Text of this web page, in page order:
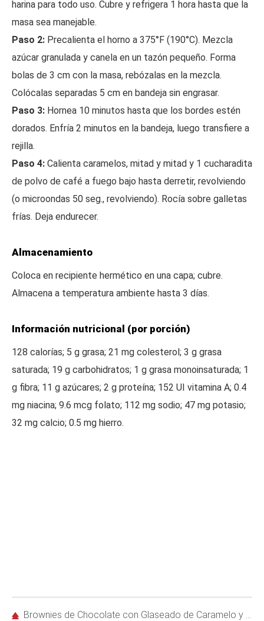
harina para todo uso. Cubre y refrigera 1 hora hasta que la
masa sea manejable.
Paso 2: Precalienta el horno a 375°F (190°C). Mezcla
azúcar granulada y canela en un tazón pequeño. Forma
bolas de 3 cm con la masa, rebózalas en la mezcla.
Colócalas separadas 5 cm en bandeja sin engrasar.
Paso 3: Hornea 10 minutos hasta que los bordes estén
dorados. Enfría 2 minutos en la bandeja, luego transfiere a
rejilla.
Paso 4: Calienta caramelos, mitad y mitad y 1 cucharadita
de polvo de café a fuego bajo hasta derretir, revolviendo
(o microondas 50 seg., revolviendo). Rocía sobre galletas
frías. Deja endurecer.
Almacenamiento
Coloca en recipiente hermético en una capa; cubre.
Almacena a temperatura ambiente hasta 3 días.
Información nutricional (por porción)
128 calorías; 5 g grasa; 21 mg colesterol; 3 g grasa
saturada; 19 g carbohidratos; 1 g grasa monoinsaturada; 1
g fibra; 11 g azúcares; 2 g proteína; 152 UI vitamina A; 0.4
mg niacina; 9.6 mcg folato; 112 mg sodio; 47 mg potasio;
32 mg calcio; 0.5 mg hierro.
Brownies de Chocolate con Glaseado de Caramelo y Nueces: Receta Fácil